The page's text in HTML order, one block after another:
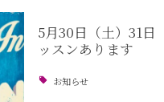
5月30日（土）31日
ッスンあります
お知らせ